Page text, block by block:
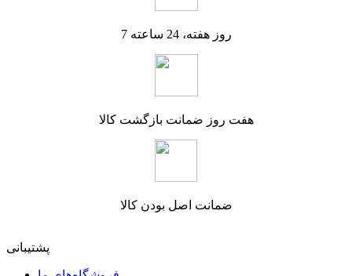
7 روز هفته، 24 ساعته
هفت روز ضمانت بازگشت کالا
ضمانت اصل بودن کالا
پشتیبانی